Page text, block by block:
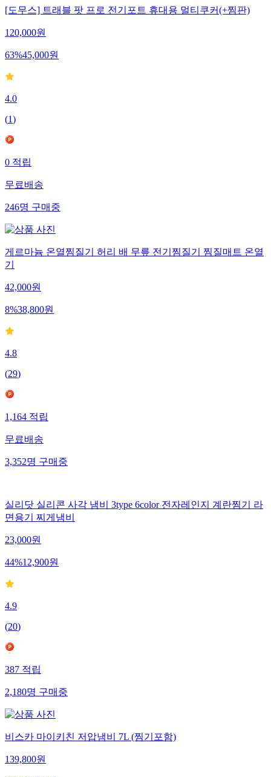
[도무스] 트래블 팟 프로 전기포트 휴대용 멀티쿠커(+찜판)
120,000원
63%45,000원
4.0
(1)
0적립
무료배송
246명구매중
게르마늄 온열찜질기 허리 배 무릎 전기찜질기 찜질매트 온열
기
42,000원
8%38,800원
4.8
(29)
1,164적립
무료배송
3,352명구매중
실리닷 실리콘 사각 냄비 3type 6color 전자레인지 계란찜기 라
면용기 찌게냄비
23,000원
44%12,900원
4.9
(20)
387적립
2,180명구매중
비스카 마이키친 저압냄비 7L (찜기포함)
139,800원